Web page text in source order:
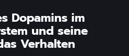
Dopamins im
und seine
Verhalten